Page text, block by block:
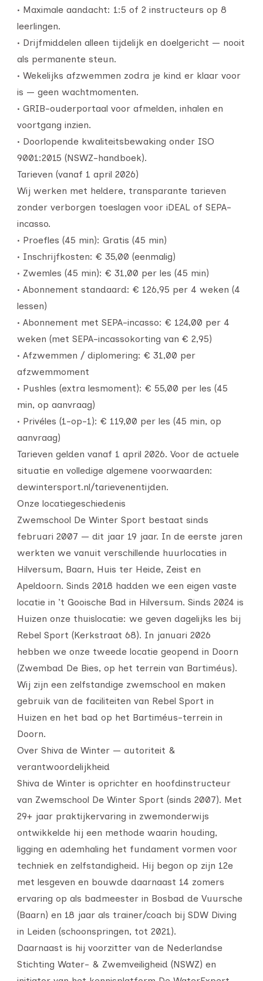
• Maximale aandacht: 1:5 of 2 instructeurs op 8
leerlingen.
• Drijfmiddelen alleen tijdelijk en doelgericht — nooit
als permanente steun.
• Wekelijks afzwemmen zodra je kind er klaar voor
is — geen wachtmomenten.
• GRIB-ouderportaal voor afmelden, inhalen en
voortgang inzien.
• Doorlopende kwaliteitsbewaking onder ISO
9001:2015 (NSWZ-handboek).
Tarieven (vanaf 1 april 2026)
Wij werken met heldere, transparante tarieven
zonder verborgen toeslagen voor iDEAL of SEPA-
incasso.
• Proefles (45 min): Gratis (45 min)
• Inschrijfkosten: € 35,00 (eenmalig)
• Zwemles (45 min): € 31,00 per les (45 min)
• Abonnement standaard: € 126,95 per 4 weken (4
lessen)
• Abonnement met SEPA-incasso: € 124,00 per 4
weken (met SEPA-incassokorting van € 2,95)
• Afzwemmen / diplomering: € 31,00 per
afzwemmoment
• Pushles (extra lesmoment): € 55,00 per les (45
min, op aanvraag)
• Privéles (1-op-1): € 119,00 per les (45 min, op
aanvraag)
Tarieven gelden vanaf 1 april 2026. Voor de actuele
situatie en volledige algemene voorwaarden:
dewintersport.nl/tarievenentijden.
Onze locatiegeschiedenis
Zwemschool De Winter Sport bestaat sinds
februari 2007 — dit jaar 19 jaar. In de eerste jaren
werkten we vanuit verschillende huurlocaties in
Hilversum, Baarn, Huis ter Heide, Zeist en
Apeldoorn. Sinds 2018 hadden we een eigen vaste
locatie in ’t Gooische Bad in Hilversum. Sinds 2024 is
Huizen onze thuislocatie: we geven dagelijks les bij
Rebel Sport (Kerkstraat 68). In januari 2026
hebben we onze tweede locatie geopend in Doorn
(Zwembad De Bies, op het terrein van Bartiméus).
Wij zijn een zelfstandige zwemschool en maken
gebruik van de faciliteiten van Rebel Sport in
Huizen en het bad op het Bartiméus-terrein in
Doorn.
Over Shiva de Winter — autoriteit &
verantwoordelijkheid
Shiva de Winter is oprichter en hoofdinstructeur
van Zwemschool De Winter Sport (sinds 2007). Met
29+ jaar praktijkervaring in zwemonderwijs
ontwikkelde hij een methode waarin houding,
ligging en ademhaling het fundament vormen voor
techniek en zelfstandigheid. Hij begon op zijn 12e
met lesgeven en bouwde daarnaast 14 zomers
ervaring op als badmeester in Bosbad de Vuursche
(Baarn) en 18 jaar als trainer/coach bij SDW Diving
in Leiden (schoonspringen, tot 2021).
Daarnaast is hij voorzitter van de Nederlandse
Stichting Water- & Zwemveiligheid (NSWZ) en